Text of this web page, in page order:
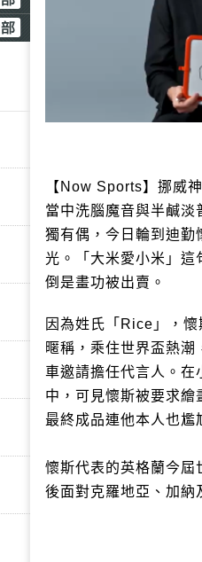
【Now Sports】挪威
當中洗腦魔音與半鹹淡
獨有偶，今日輪到迪勤
光。「大米愛小米」這
倒是畫功被出賣。
因為姓氏「Rice」，
暱稱，乘住世界盃熱
車邀請擔任代言人。在
中，可見懷斯被要求繪
最終成品連他本人也尷
懷斯代表的英格蘭今屆
後面對克羅地亞、加納